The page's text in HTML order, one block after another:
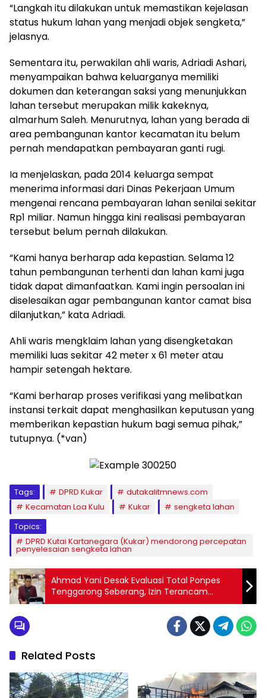
“Langkah itu dilakukan untuk memastikan kejelasan
status hukum lahan yang menjadi objek sengketa,”
jelasnya.
Sementara itu, perwakilan ahli waris, Adriadi Ashari,
menyampaikan bahwa keluarganya memiliki
dokumen dan keterangan saksi yang menunjukkan
lahan tersebut merupakan milik kakeknya,
almarhum Saleh. Menurutnya, lahan yang berada di
area pembangunan kantor kecamatan itu belum
pernah mendapatkan pembayaran ganti rugi.
Ia menjelaskan, pada 2014 keluarga sempat
menerima informasi dari Dinas Pekerjaan Umum
mengenai rencana pembayaran lahan senilai sekitar
Rp1 miliar. Namun hingga kini realisasi pembayaran
tersebut belum pernah dilakukan.
“Kami hanya berharap ada kepastian. Selama 12
tahun pembangunan terhenti dan lahan kami juga
tidak dapat dimanfaatkan. Kami ingin persoalan ini
diselesaikan agar pembangunan kantor camat bisa
dilanjutkan,” kata Adriadi.
Ahli waris mengklaim lahan yang disengketakan
memiliki luas sekitar 42 meter x 61 meter atau
hampir setengah hektare.
“Kami berharap proses verifikasi yang melibatkan
instansi terkait dapat menghasilkan keputusan yang
memberikan kepastian hukum bagi semua pihak,”
tutupnya. (*van)
Tags: DPRD Kukar
dutakalitmnews.com
Kecamatan Loa Kulu
Kukar
sengketa lahan
Topics:
DPRD Kutai Kartanegara (Kukar) mendorong percepatan
penyelesaian sengketa lahan
Ahmad Yani Desak Evaluasi Total Ponpes
Tenggarong Seberang, Izin Terancam
Dicabut Jika Tak Berbenah
Related Posts